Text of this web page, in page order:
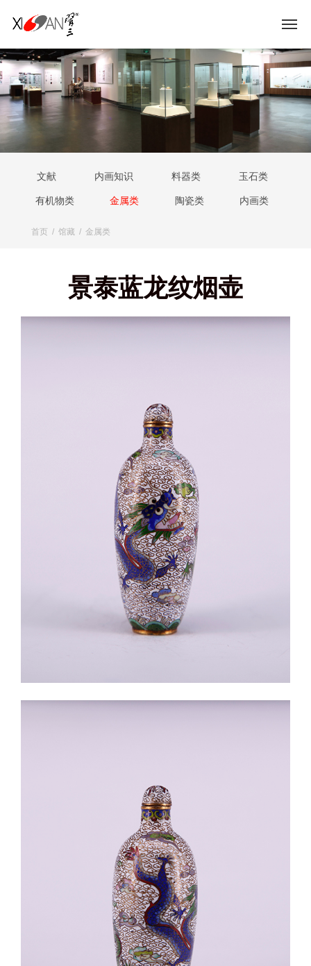
文献 内画知识 料器类 玉石类
有机物类 金属类 陶瓷类 内画类
首页 / 馆藏 / 金属类
景泰蓝龙纹烟壶